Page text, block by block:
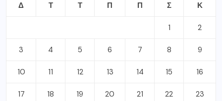
Δ Τ Τ Π Π Σ Κ
1 2
3 4 5 6 7 8 9
10 11 12 13 14 15 16
17 18 19 20 21 22 23